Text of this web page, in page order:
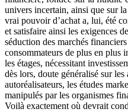
univers incertain, ainsi que sur
vrai pouvoir d’achat a, lui, été
et satisfaire ainsi les exigences
séduction des marchés
consommateurs de plus en plus
les étages, nécessitant
dès lors, doute généralisé sur
autoréalisateurs, les études
manipulés par les organismes
Voilà exactement où devrait